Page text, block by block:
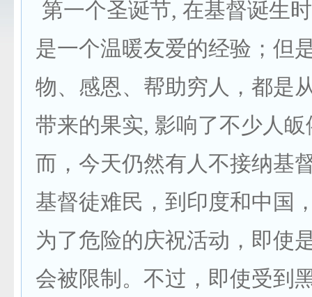
第一个圣诞节, 在基督诞生
是一个温暖友爱的经验；但
物、感恩、帮助穷人，都是
带来的果实, 影响了不少人
而，今天仍然有人不接纳基
基督徒难民，到印度和中国
为了危险的庆祝活动，即使
会被限制。不过，即使受到